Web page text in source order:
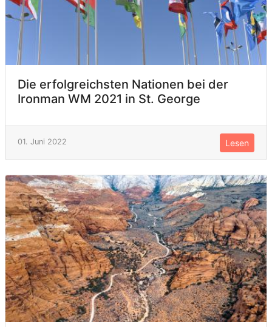
Die erfolgreichsten Nationen bei der
Ironman WM 2021 in St. George
01. Juni 2022 Lesen